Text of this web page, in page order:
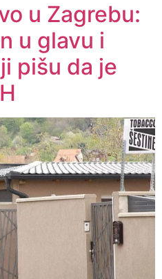
u Zagrebu:
u glavu i
pišu da je